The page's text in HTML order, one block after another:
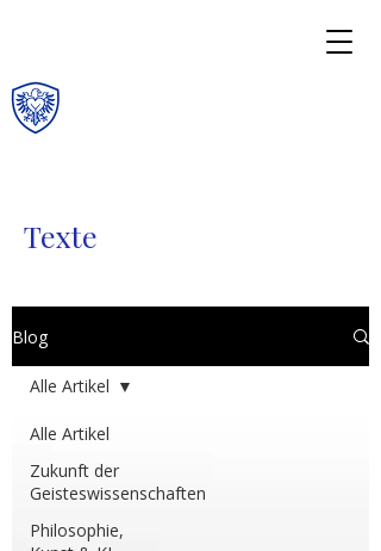
Texte
Blog
Alle Artikel
Zukunft der
Geisteswissenschaften
Philosophie,
Alle Artikel